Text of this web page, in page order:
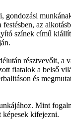
az
színek című
résztvevőit, a
fiatalok a belső
és
Mint
képesek kifejezni.